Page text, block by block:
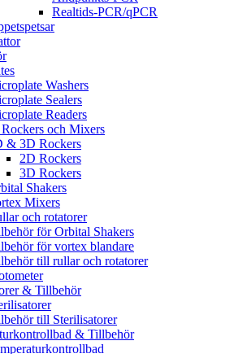
Realtids-PCR/qPCR
Washers
Sealers
Readers
Rockers och Mixers
& 3D Rockers
2D Rockers
3D Rockers
Shakers
Mixers
och rotatorer
för Orbital Shakers
för vortex blandare
till rullar och rotatorer
& Tillbehör
till Sterilisatorer
& Tillbehör